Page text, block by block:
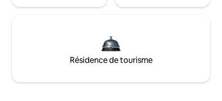
Résidence de tourisme